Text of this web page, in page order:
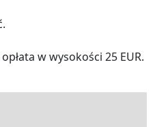
w wysokości 25 EUR.